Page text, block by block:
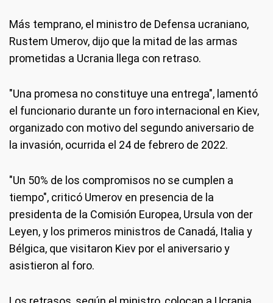
Más temprano, el ministro de Defensa ucraniano,
Rustem Umerov, dijo que la mitad de las armas
prometidas a Ucrania llega con retraso.
"Una promesa no constituye una entrega", lamentó
el funcionario durante un foro internacional en Kiev,
organizado con motivo del segundo aniversario de
la invasión, ocurrida el 24 de febrero de 2022.
"Un 50% de los compromisos no se cumplen a
tiempo", criticó Umerov en presencia de la
presidenta de la Comisión Europea, Ursula von der
Leyen, y los primeros ministros de Canadá, Italia y
Bélgica, que visitaron Kiev por el aniversario y
asistieron al foro.